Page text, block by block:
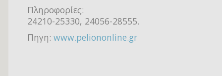
Πληροφορίες:
24210-25330, 24056-28555.
Πηγη: www.peliononline.gr